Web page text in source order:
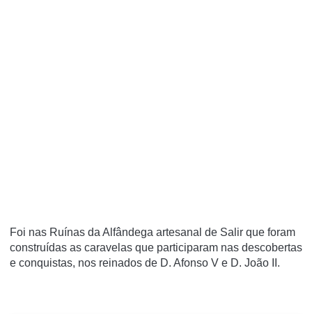
Foi nas Ruínas da Alfândega artesanal de Salir que foram
construídas as caravelas que participaram nas descobertas
e conquistas, nos reinados de D. Afonso V e D. João II.